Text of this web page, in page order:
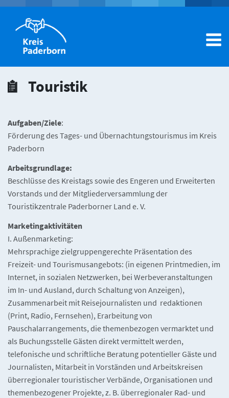
Dienstleistungen A-Z
Hilfecenter
Mein Konto
Touristik
Aufgaben/Ziele:
Förderung des Tages- und Übernachtungstourismus im Kreis
Paderborn
Arbeitsgrundlage:
Beschlüsse des Kreistags sowie des Engeren und Erweiterten
Vorstands und der Mitgliederversammlung der
Touristikzentrale Paderborner Land e. V.
Marketingaktivitäten
I. Außenmarketing:
Mehrsprachige zielgruppengerechte Präsentation des
Freizeit- und Tourismusangebots: (in eigenen Printmedien, im
Internet, in sozialen Netzwerken, bei Werbeveranstaltungen
im In- und Ausland, durch Schaltung von Anzeigen),
Zusammenarbeit mit Reisejournalisten und redaktionen
(Print, Radio, Fernsehen), Erarbeitung von
Pauschalarrangements, die themenbezogen vermarktet und
als Buchungsstelle Gästen direkt vermittelt werden,
telefonische und schriftliche Beratung potentieller Gäste und
Journalisten, Mitarbeit in Vorständen und Arbeitskreisen
überregionaler touristischer Verbände, Organisationen und
themenbezogener Projekte, z. B. überregionaler Rad- und